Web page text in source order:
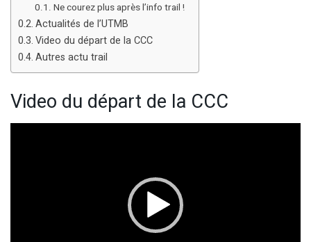
Ne courez plus après l’info trail !
Actualités de l’UTMB
Video du départ de la CCC
Autres actu trail
Video du départ de la CCC